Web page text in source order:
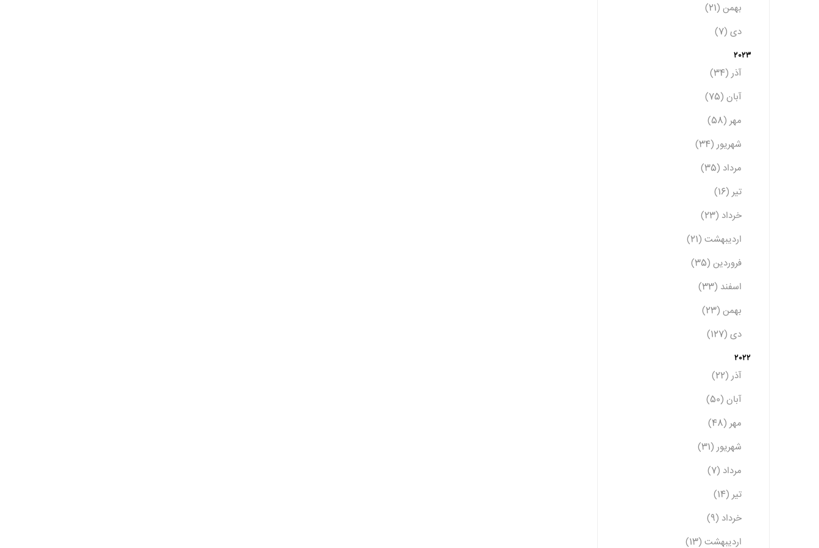
بهمن (21)
دی (7)
2023
آذر (34)
آبان (75)
مهر (58)
شهریور (34)
مرداد (35)
تیر (16)
خرداد (23)
اردیبهشت (21)
فروردین (35)
اسفند (33)
بهمن (23)
دی (127)
2022
آذر (22)
آبان (50)
مهر (48)
شهریور (31)
مرداد (7)
تیر (14)
خرداد (9)
اردیبهشت (13)